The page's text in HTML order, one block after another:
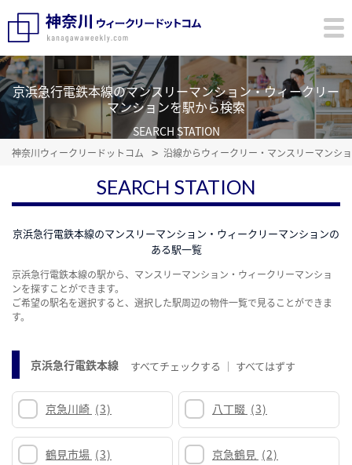
京浜急行電鉄本線のマンスリーマンション・ウィークリー
マンションを駅から検索
SEARCH STATION
神奈川ウィークリードットコム 沿線からウィークリー・マンスリーマンシ
SEARCH STATION
京浜急行電鉄本線のマンスリーマンション・ウィークリーマンションの
ある駅一覧
京浜急行電鉄本線の駅から、マンスリーマンション・ウィークリーマンショ
ンを探すことができます。
ご希望の駅名を選択すると、選択した駅周辺の物件一覧で見ることができま
す。
京浜急行電鉄本線 すべてチェックする すべてはずす
京急川崎 (3) 八丁畷 (3)
鶴見市場 (3) 京急鶴見 (2)